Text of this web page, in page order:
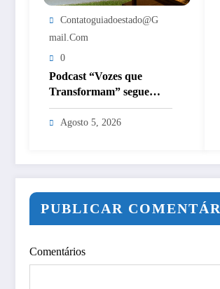
Contatoguiadoestado@g
Mail.com
0
Podcast “Vozes que
Transformam” segue
emocionando com
histórias inspiradoras de
Agosto 5, 2026
PUBLICAR
Comentários